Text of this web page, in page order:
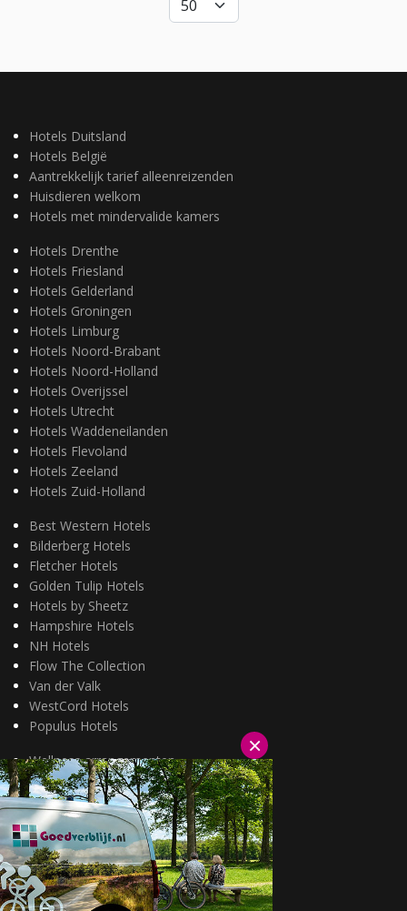
Hotels Duitsland
Hotels België
Aantrekkelijk tarief alleenreizenden
Huisdieren welkom
Hotels met mindervalide kamers
Hotels Drenthe
Hotels Friesland
Hotels Gelderland
Hotels Groningen
Hotels Limburg
Hotels Noord-Brabant
Hotels Noord-Holland
Hotels Overijssel
Hotels Utrecht
Hotels Waddeneilanden
Hotels Flevoland
Hotels Zeeland
Hotels Zuid-Holland
Best Western Hotels
Bilderberg Hotels
Fletcher Hotels
Golden Tulip Hotels
Hotels by Sheetz
Hampshire Hotels
NH Hotels
Flow The Collection
Van der Valk
WestCord Hotels
Populus Hotels
Wellness arrangementen
3=2 aanbiedingen
Fietsarrangementen
Kerstarrangementen
Halfpension arrangementen
Oud & nieuw arrangementen
Fietsen van hotel naar hotel
Wandelen van hotel naar hotel
×